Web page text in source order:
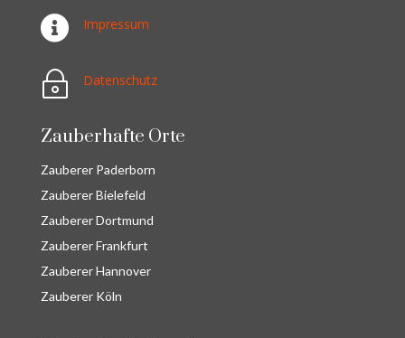
 Impressum
~ Datenschutz
Zauberhafte Orte
Zauberer Paderborn
Zauberer Bielefeld
Zauberer Dortmund
Zauberer Frankfurt
Zauberer Hannover
Zauberer Köln